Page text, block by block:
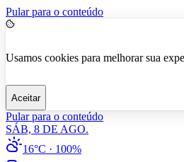
Pular para o conteúdo
Usamos cookies para melhorar sua
Aceitar
Pular para o conteúdo
SÁB, 8 DE AGO.
16°C · 100%